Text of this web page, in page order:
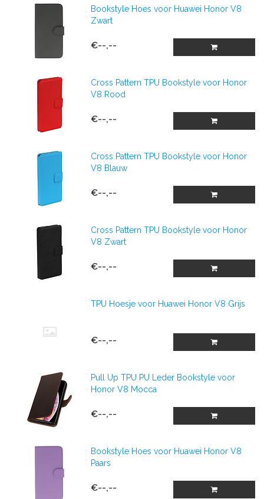
Bookstyle Hoes voor Huawei Honor V8
Zwart
€--,--
Cross Pattern TPU Bookstyle voor Honor
V8 Rood
€--,--
Cross Pattern TPU Bookstyle voor Honor
V8 Blauw
€--,--
Cross Pattern TPU Bookstyle voor Honor
V8 Zwart
€--,--
TPU Hoesje voor Huawei Honor V8 Grijs
€--,--
Pull Up TPU PU Leder Bookstyle voor
Honor V8 Mocca
€--,--
Bookstyle Hoes voor Huawei Honor V8
Paars
€--,--